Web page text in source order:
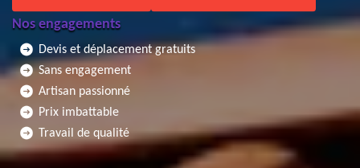
Nos engagements
Devis et déplacement gratuits
Sans engagement
Artisan passionné
Prix imbattable
Travail de qualité